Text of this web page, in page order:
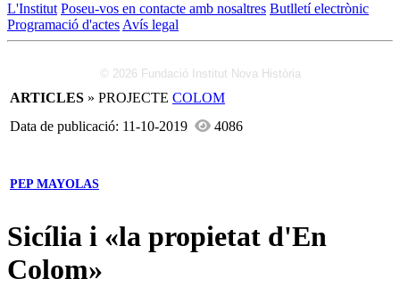
L'Institut Poseu-vos en contacte amb nosaltres Butlletí electrònic
Programació d'actes Avís legal
© 2026 Fundació Institut Nova Història
ARTICLES » PROJECTE COLOM
Data de publicació: 11-10-2019
4086
PEP MAYOLAS
Sicília i «la propietat d'En
Colom»